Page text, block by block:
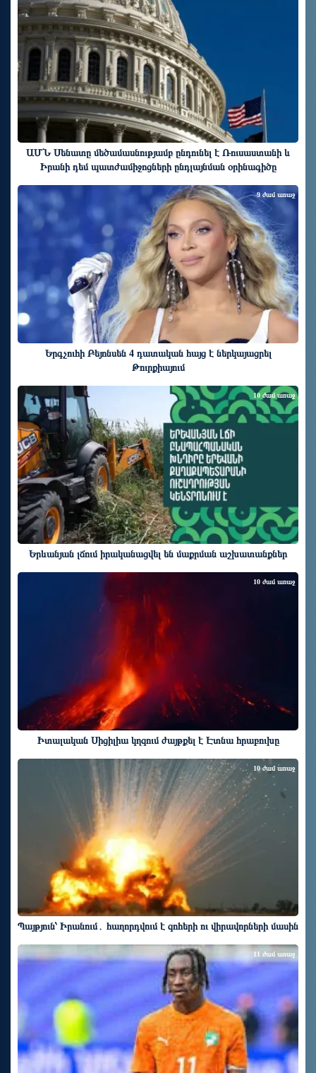
ԱՄՆ Սենատը մեծամասնությամբ ընդունել է Ռուսաստանի և
Իրանի դեմ պատժամիջոցների ընդլայնման օրինագիծը
Երգչուհի Բեյոնսեն ​​4 դատական հայց է ներկայացրել
Թուրքիայում
9 ժամ առաջ
Երևանյան լճում իրականացվել են մաքրման աշխատանքներ
10 ժամ առաջ
Իտալական Սիցիլիա կղզում ժայթքել է Էտնա հրաբուխը
10 ժամ առաջ
Պայթյուն՝ Իրանում․ հաղորդվում է զոհերի ու վիրավորների մասին
10 ժամ առաջ
11 ժամ առաջ